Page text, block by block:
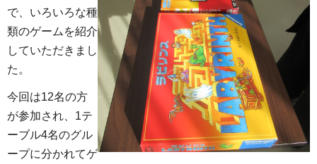
で、いろいろな種
類のゲームを紹介
していただきまし
た。
今回は12名の方
が参加され、1テ
ーブル4名のグル
ープに分かれてゲ